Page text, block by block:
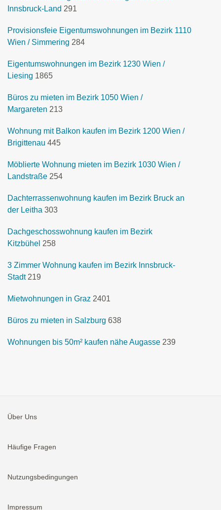
Innsbruck-Land 291
Provisionsfeie Eigentumswohnungen im Bezirk 1110
Wien / Simmering 284
Eigentumswohnungen im Bezirk 1230 Wien /
Liesing 1865
Büros zu mieten im Bezirk 1050 Wien /
Margareten 213
Wohnung mit Balkon kaufen im Bezirk 1200 Wien /
Brigittenau 445
Möblierte Wohnung mieten im Bezirk 1030 Wien /
Landstraße 254
Dachterrassenwohnung kaufen im Bezirk Bruck an
der Leitha 303
Dachgeschosswohnung kaufen im Bezirk
Kitzbühel 258
3 Zimmer Wohnung kaufen im Bezirk Innsbruck-
Stadt 219
Mietwohnungen in Graz 2401
Büros zu mieten in Salzburg 638
Wohnungen bis 50m² kaufen nähe Augasse 239
Über Uns
Häufige Fragen
Nutzungsbedingungen
Impressum